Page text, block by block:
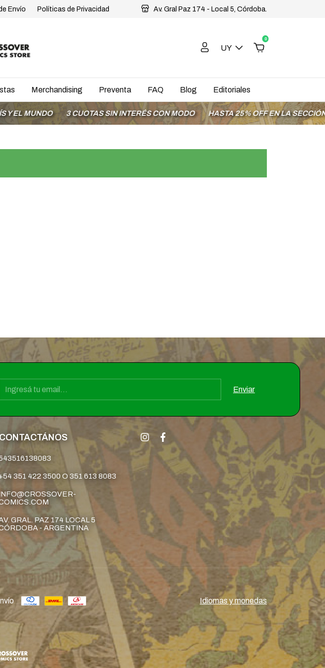
Envío Políticas de Privacidad Av. Gral Paz 174 - Local 5, Córdoba.
UY
0
Merchandising Preventa FAQ Blog Editoriales
3 CUOTAS SIN INTERÉS CON MODO HASTA 25% OFF EN LA SECCIÓN
CONTACTÁNOS
351 422 3500 O 351 613 8083
GRAL. PAZ 174 LOCAL 5
- ARGENTINA
Idiomas y monedas